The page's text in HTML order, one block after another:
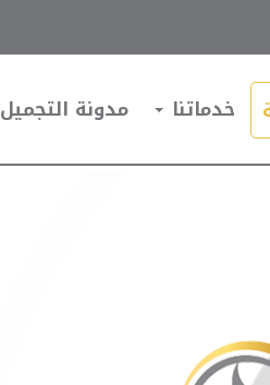
خدماتنا مدونة التجميل